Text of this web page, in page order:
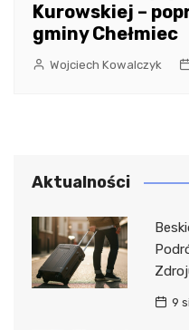
Kurowskiej –
gminy Chełmiec
Wojciech Kowalczyk
Aktualności
9